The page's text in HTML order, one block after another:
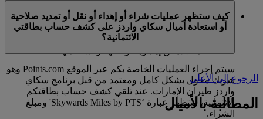
يستخدمون حسابا شخصيا في برنامج سكاي واردز لطيران
الإمارات ولا تنطبق على حسابات برنامج العائلة. وهذا يعني أنه
لا يمكن شراء أميال سكاي واردز إضافية لحسابات برنامج
العائلة، كما لا يمكن إهداؤها أو نقلها أو استعادتها.
كيف ستظهر عمليات شراء أو إهداء أو نقل أو تمديد صلاحية
أو استعادة أميال سكاي واردز على كشف حساب بطاقتي
الائتمانية؟
سيتم إجراء العمليات الخاصة بكم عبر الموقع Points.com وهو
شريك مخول بشكل كامل ومعتمد من قبل برنامج سكاي
واردز طيران الإمارات. عند تلقي كشف حساب بطاقتكم
الائتمانية، ستظهر عبارة ‘Skywards Miles by PTS' ومبلغ
الشراء.
الرجوع إلى الأعلى
المطالبة بالأميال